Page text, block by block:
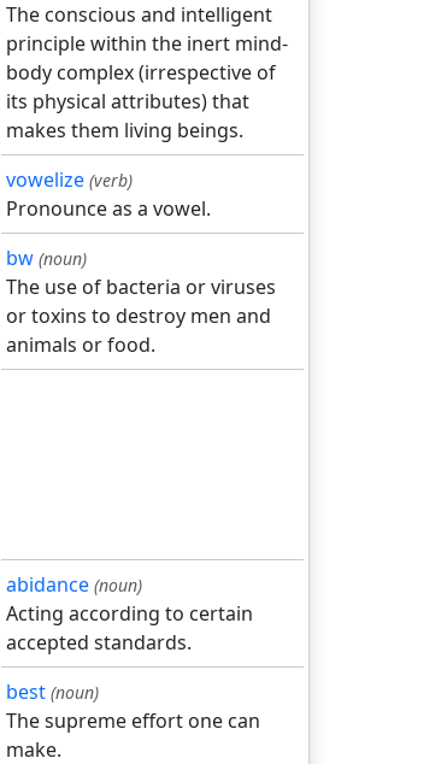
The conscious and intelligent
principle within the inert mind-
body complex (irrespective of
its physical attributes) that
makes them living beings.
vowelize (verb)
Pronounce as a vowel.
bw (noun)
The use of bacteria or viruses
or toxins to destroy men and
animals or food.
abidance (noun)
Acting according to certain
accepted standards.
best (noun)
The supreme effort one can
make.